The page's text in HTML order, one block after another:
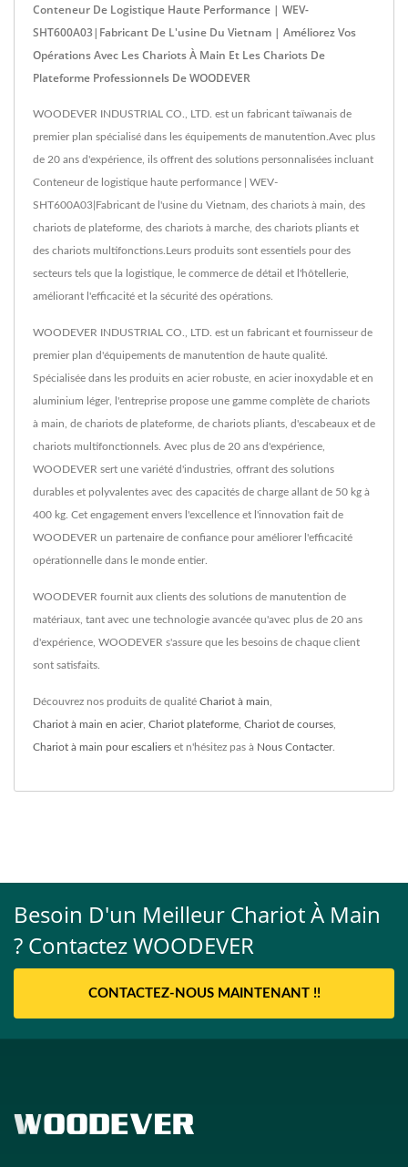
Conteneur De Logistique Haute Performance | WEV-
SHT600A03|Fabricant De L'usine Du Vietnam | Améliorez Vos
Opérations Avec Les Chariots À Main Et Les Chariots De
Plateforme Professionnels De WOODEVER
WOODEVER INDUSTRIAL CO., LTD. est un fabricant taïwanais de
premier plan spécialisé dans les équipements de manutention.Avec plus
de 20 ans d'expérience, ils offrent des solutions personnalisées incluant
Conteneur de logistique haute performance | WEV-
SHT600A03|Fabricant de l'usine du Vietnam, des chariots à main, des
chariots de plateforme, des chariots à marche, des chariots pliants et
des chariots multifonctions.Leurs produits sont essentiels pour des
secteurs tels que la logistique, le commerce de détail et l'hôtellerie,
améliorant l'efficacité et la sécurité des opérations.
WOODEVER INDUSTRIAL CO., LTD. est un fabricant et fournisseur de
premier plan d'équipements de manutention de haute qualité.
Spécialisée dans les produits en acier robuste, en acier inoxydable et en
aluminium léger, l'entreprise propose une gamme complète de chariots
à main, de chariots de plateforme, de chariots pliants, d'escabeaux et de
chariots multifonctionnels. Avec plus de 20 ans d'expérience,
WOODEVER sert une variété d'industries, offrant des solutions
durables et polyvalentes avec des capacités de charge allant de 50 kg à
400 kg. Cet engagement envers l'excellence et l'innovation fait de
WOODEVER un partenaire de confiance pour améliorer l'efficacité
opérationnelle dans le monde entier.
WOODEVER fournit aux clients des solutions de manutention de
matériaux, tant avec une technologie avancée qu'avec plus de 20 ans
d'expérience, WOODEVER s'assure que les besoins de chaque client
sont satisfaits.
Découvrez nos produits de qualité Chariot à main,
Chariot à main en acier, Chariot plateforme, Chariot de courses,
Chariot à main pour escaliers et n'hésitez pas à Nous Contacter.
Besoin D'un Meilleur Chariot À Main
? Contactez WOODEVER
CONTACTEZ-NOUS MAINTENANT !!